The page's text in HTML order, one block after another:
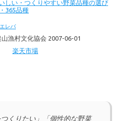
しい・つくりやすい野菜品種の選び
365品種
レバ
漁村文化協会 2007-06-01
楽天市場
くりたい」「個性的な野菜